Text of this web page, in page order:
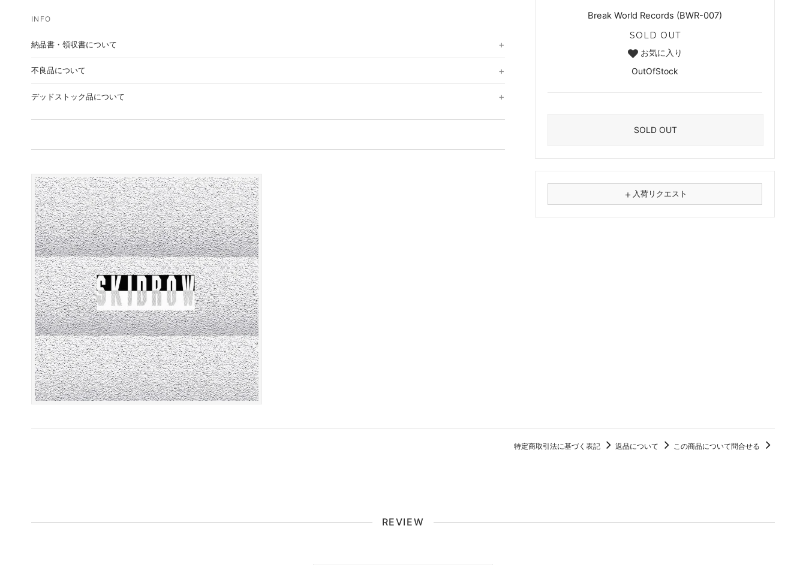
Break World Records (BWR-007)
SOLD OUT
お気に入り
OutOfStock
SOLD OUT
＋ 入荷リクエスト
納品書・領収書について
不良品について
デッドストック品について
特定商取引法に基づく表記 返品について この商品について問合せる
REVIEW